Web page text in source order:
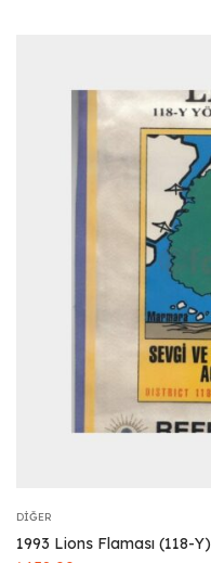
DIĞER
1993 Lions Flaması (118-Y)